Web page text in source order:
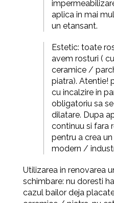
aplica in mai
un etansant.
Estetic: toate
avem rosturi (
ceramice /
piatra). Atentie!
cu incalzire in
obligatoriu sa
dilatare. Dupa
continuu si fara
pentru a crea
modern /
Utilizarea in renovarea
schimbare: nu doresti
cazul bailor deja